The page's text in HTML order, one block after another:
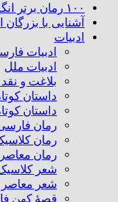
۱۰۰ رمان برتر انگلیسی زبان قرن بیست
آشنایی با
ادبیات
ادبیات
ادبیات ملل
بلاغت و
داستان
داستان
رمان
رمان
رمان
شعر
شعر
قصهٔ کهن